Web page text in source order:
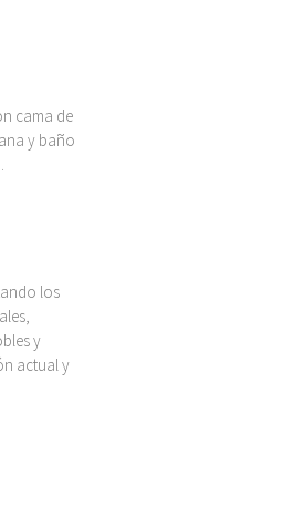
cama de
y baño
los
y
actual y